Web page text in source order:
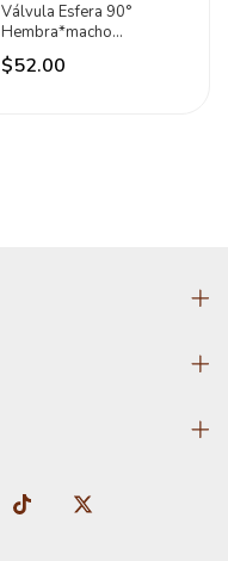
Válvula Esfera 90°
Hembra*macho
Mariposa 1/4 X 3/8
Progas
$52.00